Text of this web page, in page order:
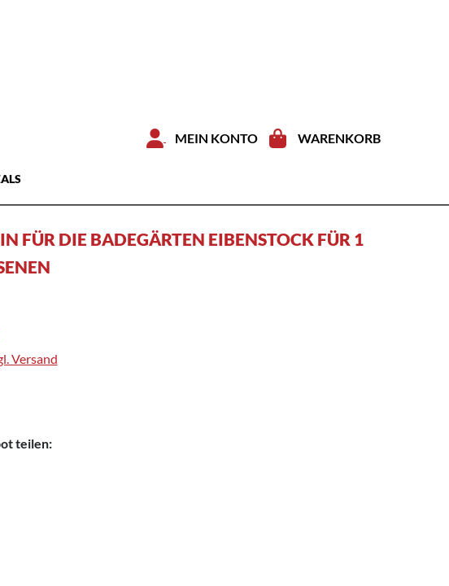
MEIN KONTO WARENKORB
FÜR DIE BADEGÄRTEN EIBENSTOCK FÜR 1
Versand
teilen: